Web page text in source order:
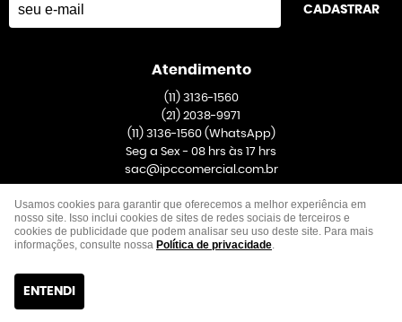
CADASTRAR
Atendimento
(11)3136-1560
(21) 2038-9971
(11)3136-1560 (WhatsApp)
Seg a Sex - 08 hrs às 17 hrs
sac@ipccomercial.com.br
Endereço
Rua Venezuela, 391, Galpão 1-Taboão, São Bernardo do Campo-SP
CEP: 09667-020
Usamos cookies para garantir que oferecemos a melhor experiência em
nosso site. Isso inclui cookies de sites de redes sociais de terceiros e
cookies de publicidade que podem analisar seu uso deste site. Para mais
informações, consulte nossa Política de privacidade.
ENTENDI